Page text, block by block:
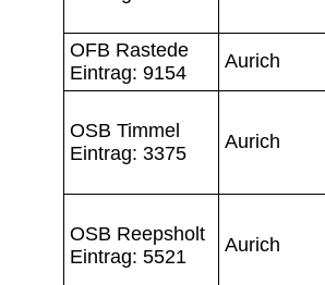
OFB Rastede
Eintrag: 9154
Aurich
OSB Timmel
Eintrag: 3375
Aurich
OSB Reepsholt
Eintrag: 5521
Aurich